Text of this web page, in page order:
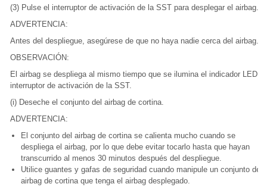
(3) Pulse el interruptor de activación de la SST para desplegar el airbag.
ADVERTENCIA:
Antes del despliegue, asegúrese de que no haya nadie cerca del airbag.
OBSERVACIÓN:
El airbag se despliega al mismo tiempo que se ilumina el indicador LED
interruptor de activación de la SST.
(i) Deseche el conjunto del airbag de cortina.
ADVERTENCIA:
El conjunto del airbag de cortina se calienta mucho cuando se
despliega el airbag, por lo que debe evitar tocarlo hasta que hayan
transcurrido al menos 30 minutos después del despliegue.
Utilice guantes y gafas de seguridad cuando manipule un conjunto de
airbag de cortina que tenga el airbag desplegado.